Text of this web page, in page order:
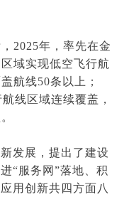
2025年，率先在金
域实现低空飞行航
航线50条以上；
线区域连续覆盖，
发展，提出了建设
“服务网”落地、积
用创新共四方面八